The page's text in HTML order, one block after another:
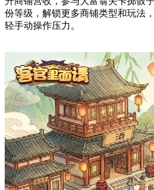
份等级，解锁更多商铺类型和玩法
轻手动操作压力。